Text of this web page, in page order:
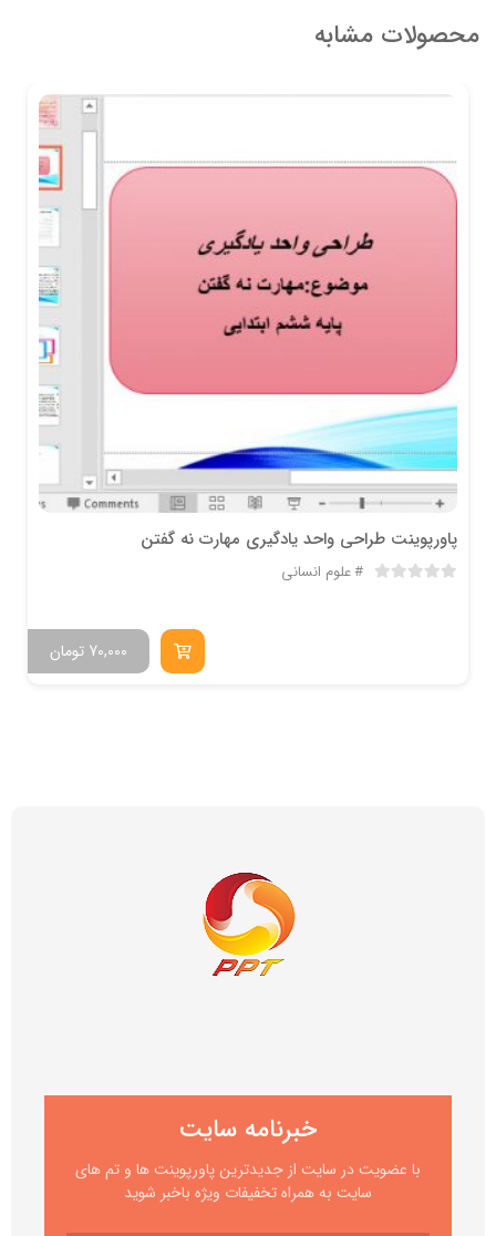
محصولات مشابه
پاورپوینت طراحی واحد یادگیری مهارت نه گفتن
علوم انسانی
تومان 70,000
خبرنامه سایت
با عضویت در سایت از جدیدترین پاورپوینت ها و تم های
سایت به همراه تخفیفات ویژه باخبر شوید